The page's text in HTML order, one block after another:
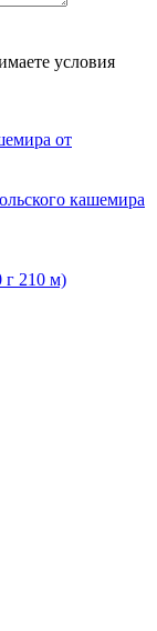
условия
от
кашемира
г 210 м)